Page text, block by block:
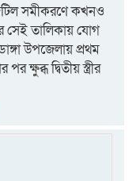
সমীকরণে কখনও
তালিকায় যোগ
উপজেলায় প্রথম
ক্ষুব্ধ দ্বিতীয় স্ত্রীর